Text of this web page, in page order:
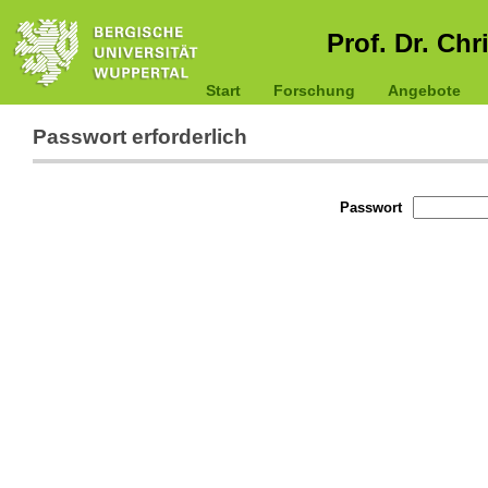
Prof. Dr.
Start Forschung Angebote
Passwort erforderlich
Passwort